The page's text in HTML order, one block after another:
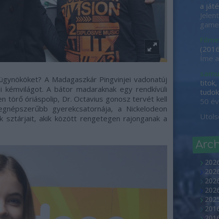
A Madagaszkár Pingvinjei vadonatúj
A bátor madaraknak egy rendkívüli
törő óriáspolip, Dr. Octavius gonosz tervét kell
gyerekcsatornája, a Nickelodeon
sztárjait, akik között rengetegen rajonganak a
a
(
Íme
titok,
50